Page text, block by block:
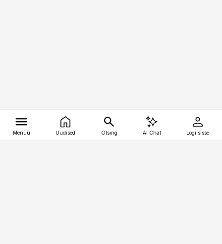
Menüü Uudised Otsing AI Chat Logi sisse